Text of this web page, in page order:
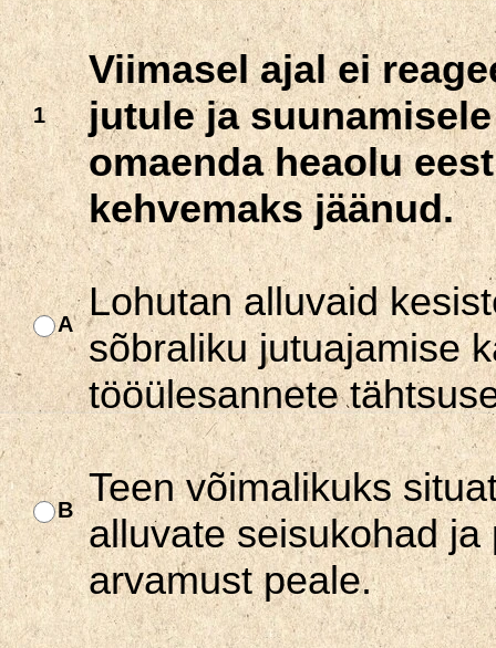
1
Viimasel ajal ei
jutule ja
omaenda heaolu
kehvemaks jäänud.
A
Lohutan alluvaid
sõbraliku jutuajamise
tööülesannete
B
Teen võimalikuks
alluvate seisukohad
arvamust peale.